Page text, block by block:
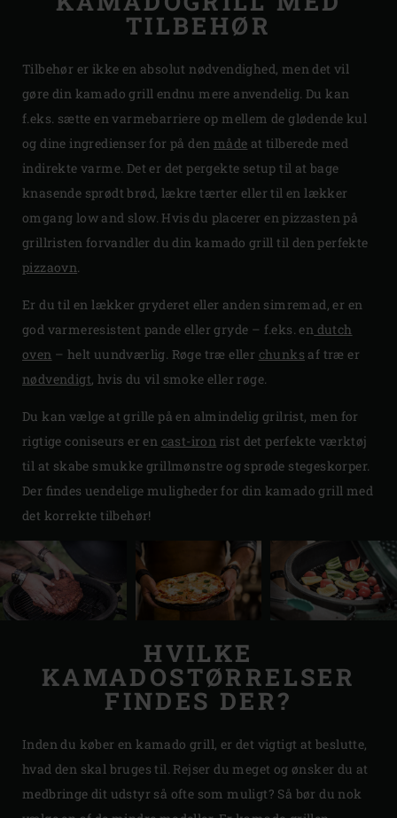
TILBEHØR
Tilbehør er ikke en absolut nødvendighed, men det vil
gøre din kamado grill endnu mere anvendelig. Du kan
f.eks. sætte en varmebarriere op mellem de glødende kul
og dine ingredienser for på den måde at tilberede med
indirekte varme. Det er det pergekte setup til at bage
knasende sprødt brød, lækre tærter eller til en lækker
omgang low and slow. Hvis du placerer en pizzasten på
grillristen forvandler du din kamado grill til den perfekte
pizzaovn.
Er du til en lækker gryderet eller anden simremad, er en
god varmeresistent pande eller gryde – f.eks. en dutch
oven – helt uundværlig. Røge træ eller chunks af træ er
nødvendigt, hvis du vil smoke eller røge.
Du kan vælge at grille på en almindelig grilrist, men for
rigtige coniseurs er en cast-iron rist det perfekte værktøj
til at skabe smukke grillmønstre og sprøde stegeskorper.
Der findes uendelige muligheder for din kamado grill med
det korrekte tilbehør!
HVILKE
KAMADOSTØRRELSER
FINDES DER?
Inden du køber en kamado grill, er det vigtigt at beslutte,
hvad den skal bruges til. Rejser du meget og ønsker du at
medbringe dit udstyr så ofte som muligt? Så bør du nok